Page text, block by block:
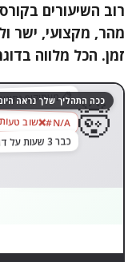
רוב השיעורים
זמן. הכל מלווה
ככה התהליך שלך נראה
😌
בוצע ✓
🤯 📋 מעתיקים
‎#N/A שוב טעות
כבר 3 שעות על דוח אחד